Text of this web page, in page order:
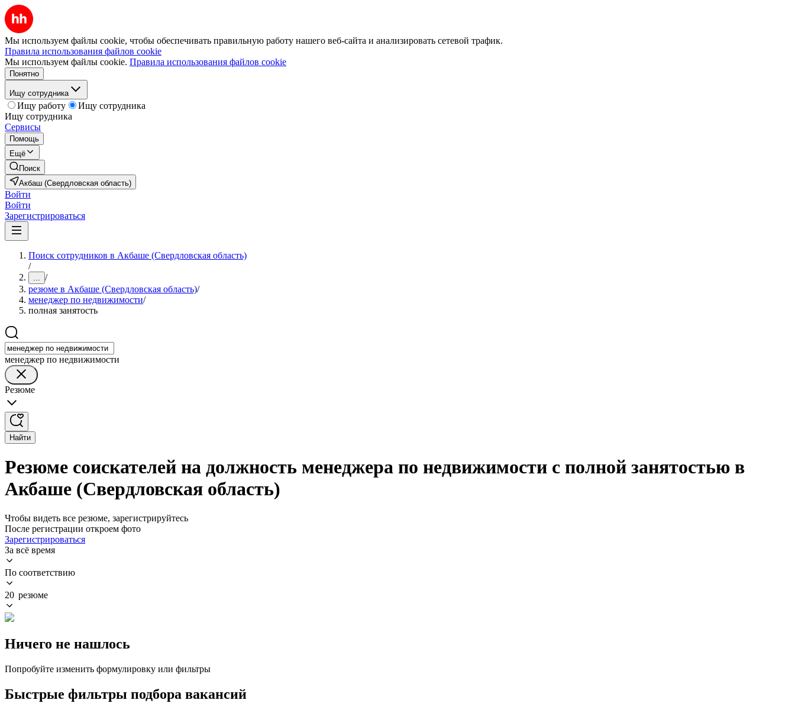
Мы используем файлы cookie, чтобы обеспечивать правильную работу нашего веб-сайта и анализировать сетевой трафик.
Правила использования файлов cookie
Мы используем файлы cookie. Правила использования файлов cookie
Понятно
Ищу сотрудника
Ищу работу
Ищу сотрудника
Ищу сотрудника
Сервисы
Помощь
Ещё
Поиск
Акбаш (Свердловская область)
Войти
Войти
Зарегистрироваться
Поиск сотрудников в Акбаше (Свердловская область)
/
... /
резюме в Акбаше (Свердловская область)/
менеджер по недвижимости/
полная занятость
менеджер по недвижимости
Резюме
Найти
Резюме соискателей на должность менеджера по недвижимости с полной занятостью в
Акбаше (Свердловская область)
Чтобы видеть все резюме, зарегистрируйтесь
После регистрации откроем фото
Зарегистрироваться
За всё время
По соответствию
20 резюме
Ничего не нашлось
Попробуйте изменить формулировку или фильтры
Быстрые фильтры подбора вакансий